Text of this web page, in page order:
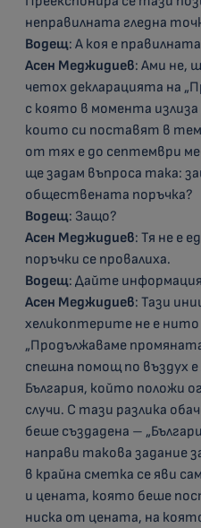
неправилната гледна
Водещ: А коя е
Асен Меджидиев: Ами не,
четох декларацията на
с която в момента
които си поставят в
от тях е до септември
ще задам въпроса така:
обществената поръчка?
Водещ: Защо?
Асен Меджидиев: Тя не е
поръчки се провалиха.
Водещ: Дайте
Асен Меджидиев: Тази
хеликоптерите не е нито
„Продължаваме
спешна помощ по въздух
България, който положи
случи. С тази разлика
беше създадена –
направи такова задание
в крайна сметка се яви
и цената, която беше
ниска от цената, на